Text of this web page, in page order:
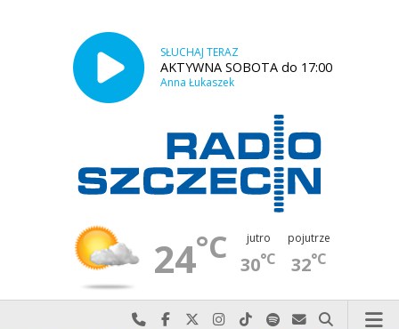
SŁUCHAJ TERAZ
AKTYWNA SOBOTA do 17:00
Anna Łukaszek
24°C jutro
30°C
pojutrze
32°C
Najlepiej po prostu do nas zadzwoń
Odwiedź nas na Facebook-u
Odwiedź nas na X
Odwiedź nas na Instagram-ie
Odwiedź nas na TikTok-u
Szukaj nas na Spotify
Wyślij do nas
Szukaj